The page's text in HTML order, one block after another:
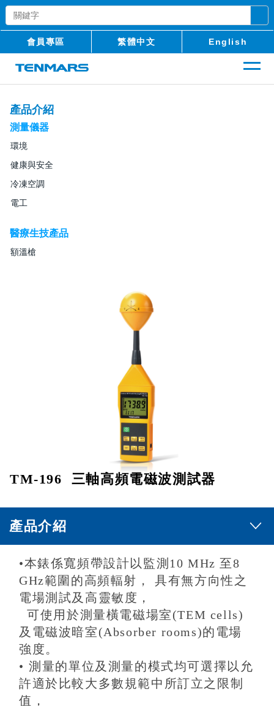
會員專區 繁體中文 English
產品介紹
測量儀器
環境
健康與安全
冷凍空調
電工
醫療生技產品
額溫槍
TM-196 三軸高頻電磁波測試器
產品介紹
•本錶係寬頻帶設計以監測10 MHz 至8
GHz範圍的高頻輻射，
具有無方向性之
電場測試及高靈敏度，
可使用於測量橫電磁場室(TEM cells)
及電磁波暗室(Absorber rooms)的電場
強度。
• 測量的單位及測量的模式均可選擇以允
許適於比較大多數規範中所訂立之限制
值，